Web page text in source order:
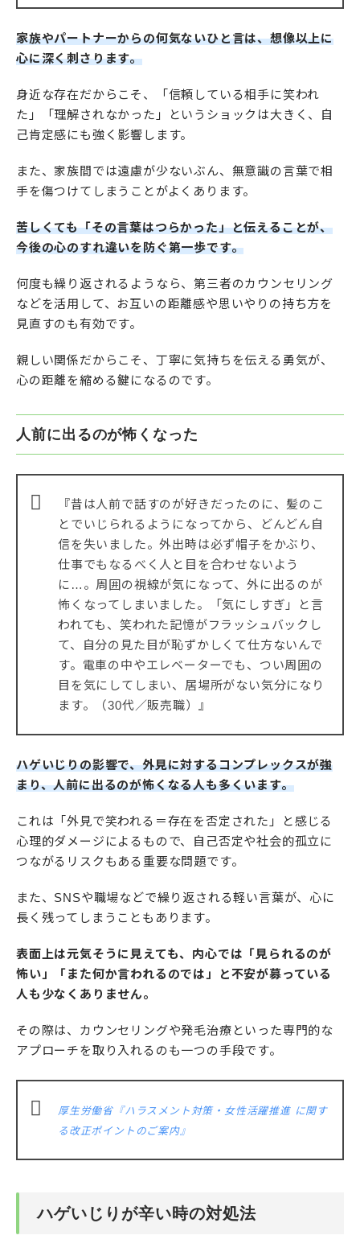
家族やパートナーからの何気ないひと言は、想像以上に
心に深く刺さります。
身近な存在だからこそ、「信頼している相手に笑われ
た」「理解されなかった」というショックは大きく、自
己肯定感にも強く影響します。
また、家族間では遠慮が少ないぶん、無意識の言葉で相
手を傷つけてしまうことがよくあります。
苦しくても「その言葉はつらかった」と伝えることが、
今後の心のすれ違いを防ぐ第一歩です。
何度も繰り返されるようなら、第三者のカウンセリング
などを活用して、お互いの距離感や思いやりの持ち方を
見直すのも有効です。
親しい関係だからこそ、丁寧に気持ちを伝える勇気が、
心の距離を縮める鍵になるのです。
人前に出るのが怖くなった
『昔は人前で話すのが好きだったのに、髪のこ
とでいじられるようになってから、どんどん自
信を失いました。外出時は必ず帽子をかぶり、
仕事でもなるべく人と目を合わせないよう
に…。周囲の視線が気になって、外に出るのが
怖くなってしまいました。「気にしすぎ」と言
われても、笑われた記憶がフラッシュバックし
て、自分の見た目が恥ずかしくて仕方ないんで
す。電車の中やエレベーターでも、つい周囲の
目を気にしてしまい、居場所がない気分になり
ます。（30代／販売職）』
ハゲいじりの影響で、外見に対するコンプレックスが強
まり、人前に出るのが怖くなる人も多くいます。
これは「外見で笑われる＝存在を否定された」と感じる
心理的ダメージによるもので、自己否定や社会的孤立に
つながるリスクもある重要な問題です。
また、SNSや職場などで繰り返される軽い言葉が、心に
長く残ってしまうこともあります。
表面上は元気そうに見えても、内心では「見られるのが
怖い」「また何か言われるのでは」と不安が募っている
人も少なくありません。
その際は、カウンセリングや発毛治療といった専門的な
アプローチを取り入れるのも一つの手段です。
厚生労働省『ハラスメント対策・女性活躍推進 に関す
る改正ポイントのご案内』
ハゲいじりが辛い時の対処法